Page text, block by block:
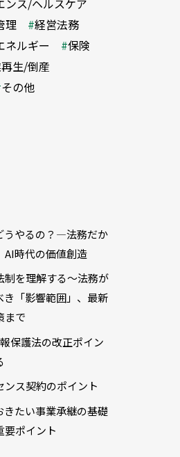
ンス/ヘルスケア
理
経営法務
ネルギー
保険
生/倒産
その他
うやるの？―法務だか
AI時代の価値創造
制を理解する～法務が
き「影響範囲」、最新
まで
保護法の改正ポイン
ンス契約のポイント
きたい事業承継の基礎
ポイント